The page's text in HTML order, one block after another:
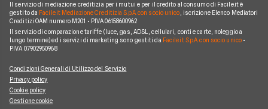
Compagnie e intermediari
Il servizio di mediazione creditizia per i mutui e per il credito al consumo di Facile.it è
gestito da Facile.it Mediazione Creditizia S.p.A. con socio unico , iscrizione Elenco Mediatori
Creditizi OAM numero M201 • P.IVA 06158600962
Il servizio di comparazione tariffe (luce, gas, ADSL, cellulari, conti e carte, noleggio a
lungo termine) ed i servizi di marketing sono gestiti da Facile.it S.p.A. con socio unico•
P.IVA 07902950968
Condizioni Generali di Utilizzo del Servizio
Privacy policy
Cookie policy
Gestione cookie